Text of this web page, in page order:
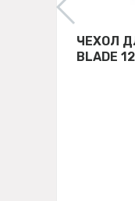
ЧЕХОЛ
BLADE